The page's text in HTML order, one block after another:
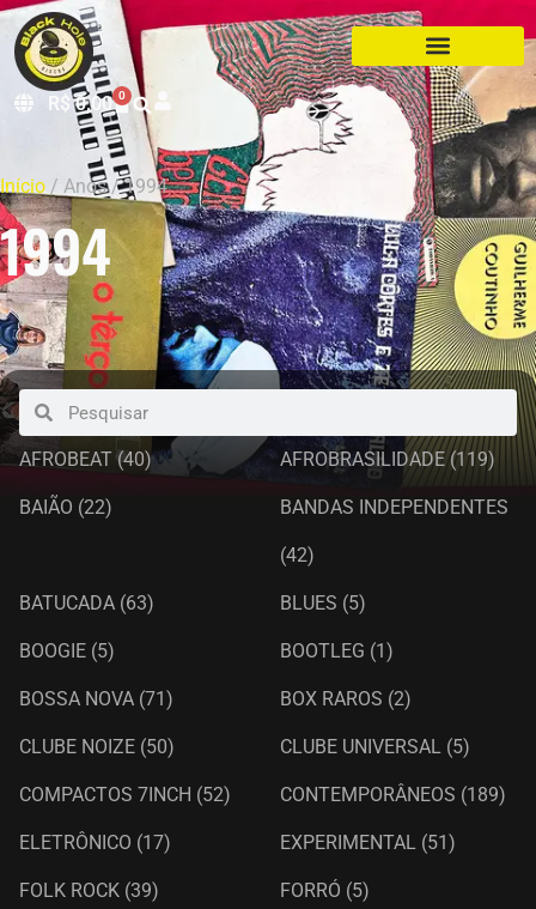
R$0,00 0
Início / Anos / 1994
1994
AFROBEAT(40) AFROBRASILIDADE(119)
BAIÃO (22) BANDAS INDEPENDENTES
(42)
BATUCADA (63) BLUES (5)
BOOGIE (5) BOOTLEG (1)
BOSSA NOVA (71) BOX RAROS (2)
CLUBE NOIZE (50) CLUBE UNIVERSAL (5)
COMPACTOS 7INCH (52) CONTEMPORÂNEOS (189)
ELETRÔNICO (17) EXPERIMENTAL (51)
FOLK ROCK (39) FORRÓ (5)